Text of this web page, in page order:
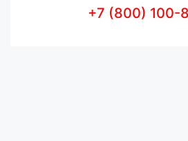
+7 (800) 100-